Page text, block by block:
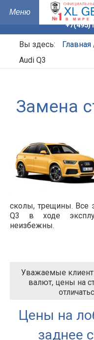
Вы здесь: Главная
Audi Q3
Замена
сколы, трещины. Все
Q3 в ходе
неизбежны.
Уважаемые
валют, цены на
Цены на
заднее